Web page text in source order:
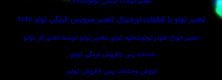
با قطعات اورجینال تعمیر سرویس فرنگی توتوtoto
انواع فلوتر توتو;تخلیه توتو ;تعمیر توتو توسط تعمیر کار توتو
خدمات پس ازفروش فرنگی توتو,
فروش وخدمات پس ازفروشتوتو,